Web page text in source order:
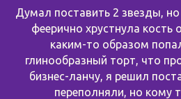
Думал поставить 2 звезды, но
феерично хрустнула кость
каким-то образом
глинообразный торт, что
бизнес-ланчу, я решил
переполняли, но кому